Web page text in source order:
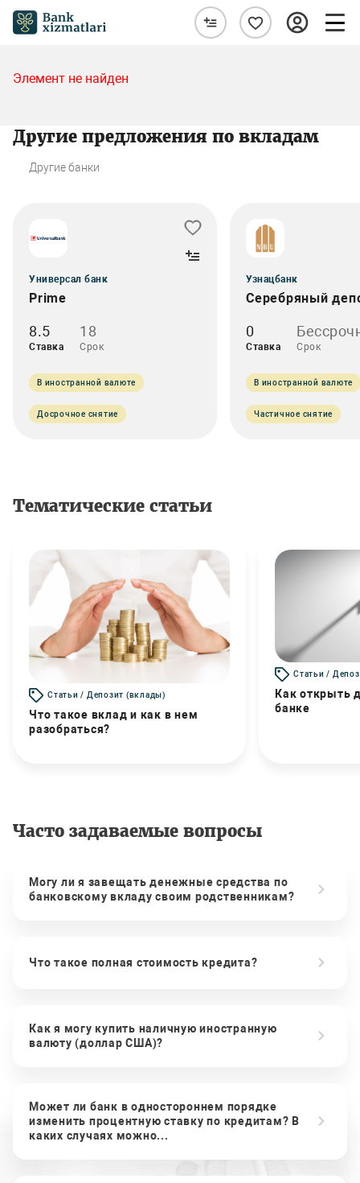
Элемент не найден
Другие предложения по вкладам
Другие банки
Универсал банк
Prime
8.5
Ставка
18
Срок
В иностранной валюте
Досрочное снятие
Узнацбанк
Серебряный
0
Ставка Срок
В иностранной валюте
Частичное снятие
Тематические статьи
Статьи / Депозит (вклады)
Что такое вклад и как в нем
разобраться?
Статьи /
Как открыть
банке
Часто задаваемые вопросы
Могу ли я завещать денежные средства по
банковскому вкладу своим родственникам?
Что такое полная стоимость кредита?
Как я могу купить наличную иностранную
валюту (доллар США)?
Может ли банк в одностороннем порядке
изменить процентную ставку по кредитам? В
каких случаях можно...